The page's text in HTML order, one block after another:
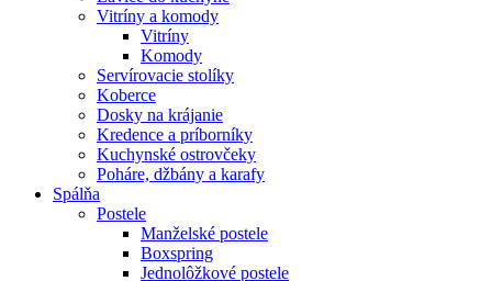
Vitríny a komody
Vitríny
Komody
Servírovacie stolíky
Koberce
Dosky na krájanie
Kredence a príborníky
Kuchynské ostrovčeky
Poháre, džbány a karafy
Spálňa
Postele
Manželské postele
Boxspring
Jednolôžkové postele